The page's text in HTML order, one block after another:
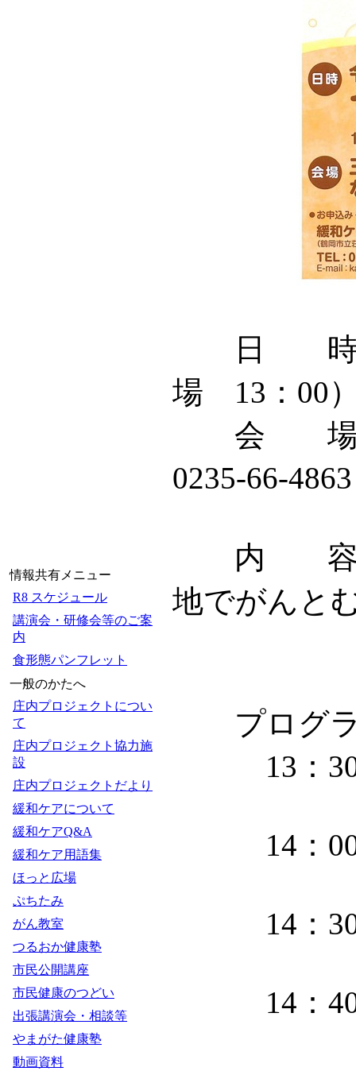
情報共有メニュー
R8 スケジュール
講演会・研修会等のご案
内
食形態パンフレット
一般のかたへ
庄内プロジェクトについ
て
庄内プロジェクト協力施
設
庄内プロジェクトだより
緩和ケアについて
緩和ケアQ&A
緩和ケア用語集
ほっと広場
ぷちたみ
がん教室
つるおか健康塾
市民公開講座
市民健康のつどい
出張講演会・相談等
やまがた健康塾
動画資料
日 時 ：
場 13：00
会 場 ：
0235-66-
内 容
地でがんと
プログラ
13：30
14：00
14：30
14：40